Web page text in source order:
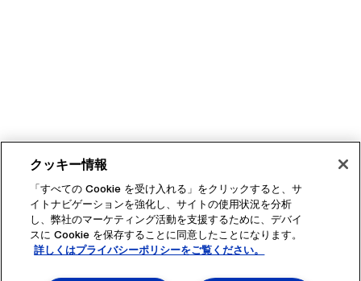
クッキー情報
「すべての Cookie を受け入れる」をクリックすると、サ
イトナビゲーションを強化し、サイトの使用状況を分析
し、弊社のマーケティング活動を支援するために、デバイ
スに Cookie を保存することに同意したことになります。
詳しくはプライバシーポリシーをご覧ください。